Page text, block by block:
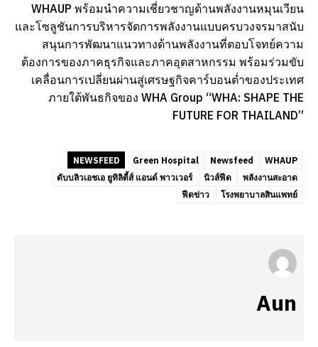
WHAUP พร้อมนำความเชี่ยวชาญด้านพลังงานหมุนเวียน
และโซลูชันการบริหารจัดการพลังงานแบบครบวงจรมาสนับ
สนุนการพัฒนาแนวทางด้านพลังงานที่ตอบโจทย์ความ
ต้องการของภาคธุรกิจและภาคอุตสาหกรรม พร้อมร่วมขับ
เคลื่อนการเปลี่ยนผ่านสู่เศรษฐกิจคาร์บอนต่ำของประเทศ
ภายใต้พันธกิจของ WHA Group “WHA: SHAPE THE
FUTURE FOR THAILAND”
NEWSFEED Green Hospital Newsfeed
WHAUP
ดับบลิวเอชเอ ยูทิลิตี้ส์ แอนด์ พาวเวอร์
นิวส์ฟีด
พลังงานสะอาด
ฟีดข่าว
โรงพยาบาลสินแพทย์
Aun